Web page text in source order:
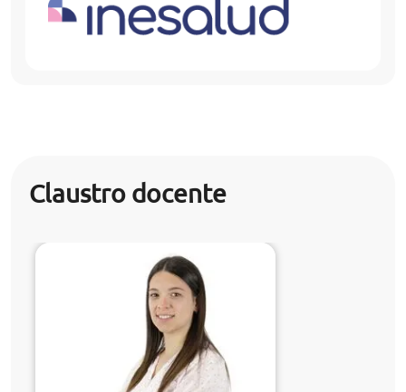
Claustro docente